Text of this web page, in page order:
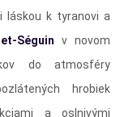
láskou k tyranovi a
Séguin v novom
do atmosféry
hrobiek
a oslnivými